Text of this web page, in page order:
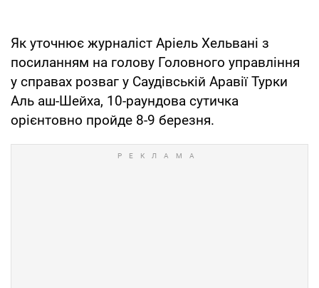
Як уточнює журналіст Аріель Хельвані з
посиланням на голову Головного управління
у справах розваг у Саудівській Аравії Турки
Аль аш-Шейха, 10-раундова сутичка
орієнтовно пройде 8-9 березня.